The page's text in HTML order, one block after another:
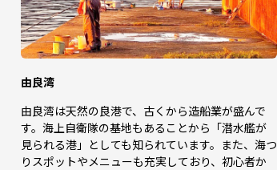
由良湾
由良湾は天然の良港で、古くから造船業が盛んで
す。海上自衛隊の基地もあることから「潜水艦が
見られる港」としても知られています。また、海つ
りスポットやメニューも充実しており、初心者か